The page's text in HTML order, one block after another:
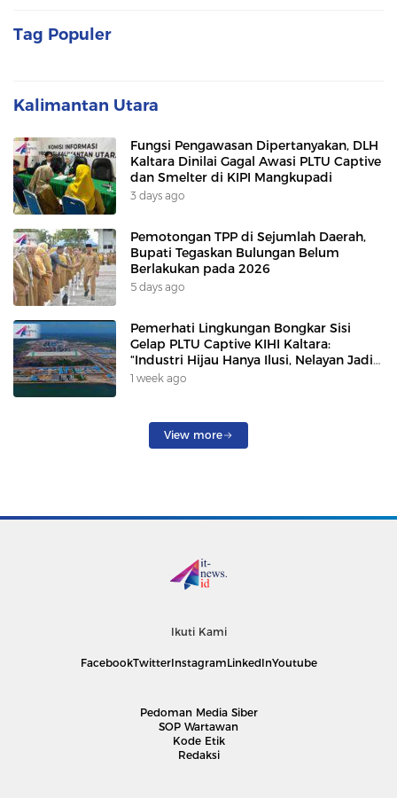
Tag Populer
Kalimantan Utara
Fungsi Pengawasan Dipertanyakan, DLH
Kaltara Dinilai Gagal Awasi PLTU Captive
dan Smelter di KIPI Mangkupadi
3 days ago
Pemotongan TPP di Sejumlah Daerah,
Bupati Tegaskan Bulungan Belum
Berlakukan pada 2026
5 days ago
Pemerhati Lingkungan Bongkar Sisi
Gelap PLTU Captive KIHI Kaltara:
“Industri Hijau Hanya Ilusi, Nelayan Jadi
Korban”
1 week ago
View more
Ikuti Kami
FacebookTwitterInstagramLinkedInYoutube
Pedoman Media Siber
SOP Wartawan
Kode Etik
Redaksi